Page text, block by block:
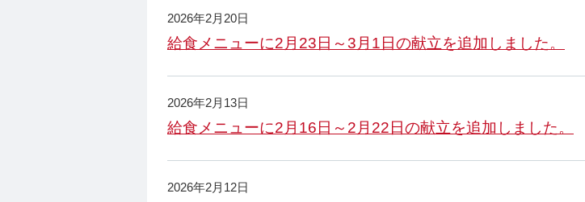
2026年2月20日
給食メニューに2月23日～3月1日の献立を追加しました。
2026年2月13日
給食メニューに2月16日～2月22日の献立を追加しました。
2026年2月12日